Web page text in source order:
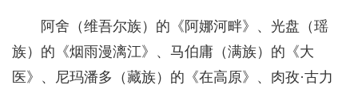
阿舍（维吾尔族）的《阿娜河畔》、光盘（瑶
族）的《烟雨漫漓江》、马伯庸（满族）的《大
医》、尼玛潘多（藏族）的《在高原》、肉孜·古力